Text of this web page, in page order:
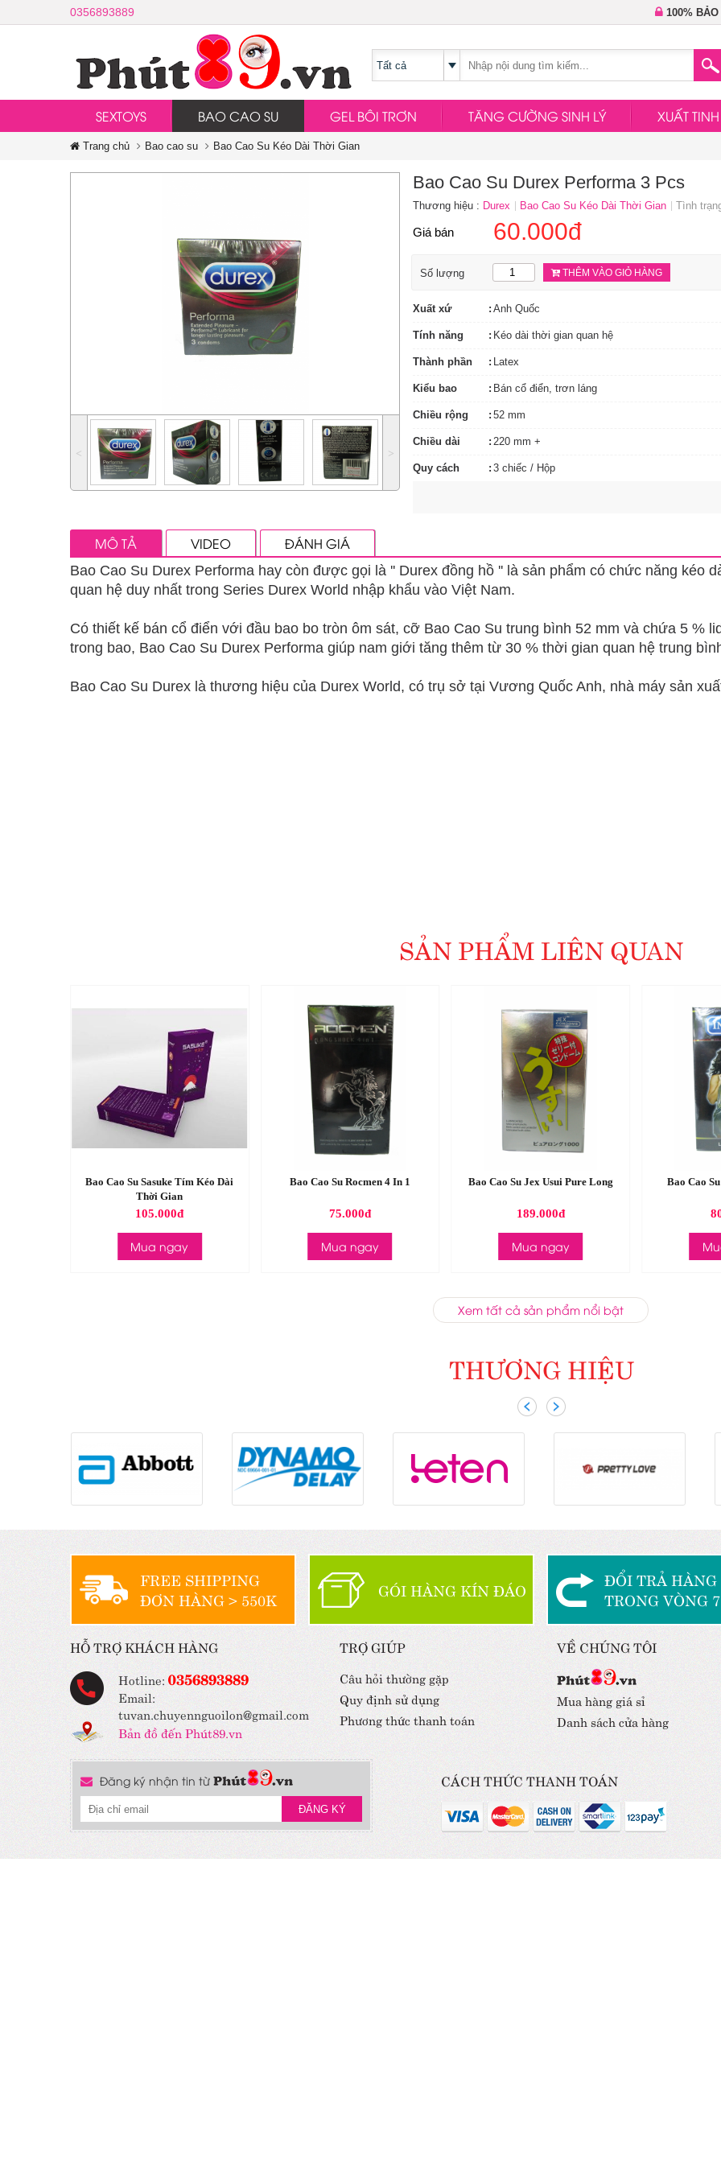
0356893889 100%
SEXTOYS BAO CAO SU GEL BÔI TRƠN TĂNG CƯỜNG SINH LÝ XUẤT
Trang chủ Bao cao su Bao Cao Su Kéo Dài Thời Gian
˂ ˃
Bao Cao Su Durex Performa 3 Pcs
Thương hiệu : Durex Bao Cao Su Kéo Dài Thời Gian Tình
Giá bán 60.000đ
Số lượng THÊM VÀO GIỎ HÀNG
Xuất xứ Anh Quốc
Tính năng Kéo dài thời gian quan hệ
Thành phần Latex
Kiểu bao Bán cổ điển, trơn láng
Chiều rộng 52 mm
Chiều dài 220 mm +
Quy cách 3 chiếc / Hộp
MÔ TẢ VIDEO ĐÁNH GIÁ
Bao Cao Su Durex Performa hay còn được gọi là '' Durex đồng hồ '' là sản phẩm có chức năng kéo
quan hệ duy nhất trong Series Durex World nhập khẩu vào Việt Nam.
Có thiết kế bán cổ điển với đầu bao bo tròn ôm sát, cỡ Bao Cao Su trung bình 52 mm và chứa 5 %
trong bao, Bao Cao Su Durex Performa giúp nam giới tăng thêm từ 30 % thời gian quan hệ trung
Bao Cao Su Durex là thương hiệu của Durex World, có trụ sở tại Vương Quốc Anh, nhà máy sản
SẢN PHẨM LIÊN QUAN
Bao Cao Su Sasuke Tím Kéo Dài
Thời Gian
105.000đ
Mua ngay
Bao Cao Su Rocmen 4 In 1
75.000đ
Mua ngay
Bao Cao Su Jex Usui Pure Long
189.000đ
Mua ngay
Bao Cao
Xem tất cả sản phẩm nổi bật
THƯƠNG HIỆU
FREE SHIPPING
ĐƠN HÀNG > 550K
GÓI HÀNG KÍN ĐÁO
ĐỔI TRẢ HÀNG
TRONG VÒNG
HỖ TRỢ KHÁCH HÀNG
Hotline: 0356893889
Email:
tuvan.chuyennguoilon@gmail.com
Bản đồ đến Phút89.vn
TRỢ GIÚP
Câu hỏi thường gặp
Quy định sử dụng
Phương thức thanh toán
VỀ CHÚNG TÔI
Mua hàng giá sỉ
Danh sách cửa hàng
Đăng ký nhận tin từ CÁCH THỨC THANH TOÁN